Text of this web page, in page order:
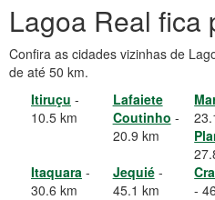
Lagoa Real fica
Confira as cidades vizinhas de
de até 50 km.
Itiruçu -
10.5 km
Lafaiete
Coutinho -
20.9 km
Itaquara -
30.6 km
Jequié-
45.1 km
-